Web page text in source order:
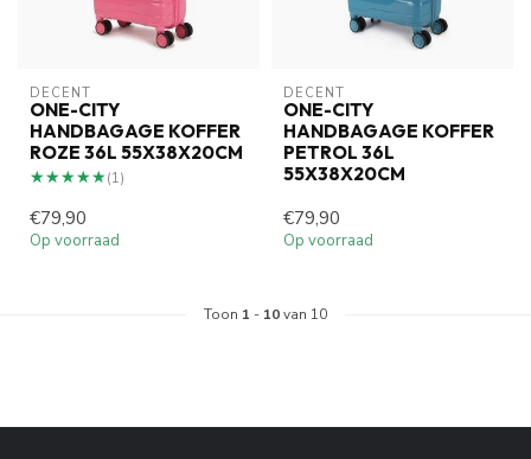
DECENT
ONE-CITY
HANDBAGAGE KOFFER
ROZE 36L 55X38X20CM
★★★★★
★★★★★(1)
€79,90
Op voorraad
DECENT
ONE-CITY
HANDBAGAGE KOFFER
PETROL 36L
55X38X20CM
€79,90
Op voorraad
Toon 1 - 10van 10